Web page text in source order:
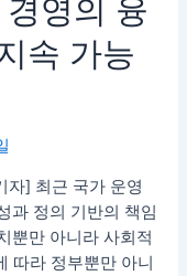
영의 융
속 가능
자] 최근 국가 운영
과 정의 기반의 책임
뿐만 아니라 사회적
따라 정부뿐만 아니